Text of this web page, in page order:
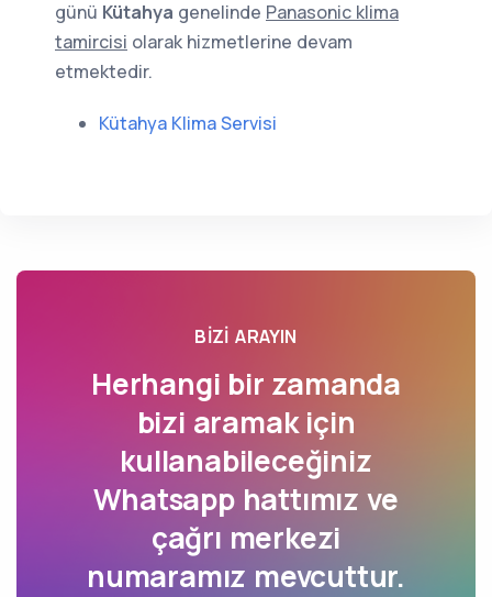
günü Kütahya genelinde Panasonic klima
tamircisi olarak hizmetlerine devam
etmektedir.
Kütahya Klima Servisi
BIZI ARAYIN
Herhangi bir zamanda
bizi aramak için
kullanabileceğiniz
Whatsapp hattımız ve
çağrı merkezi
numaramız mevcuttur.